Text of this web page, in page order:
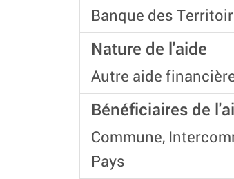
Banque des
Nature de l'aide
Autre aide
Bénéficiaires de
Commune,
Pays